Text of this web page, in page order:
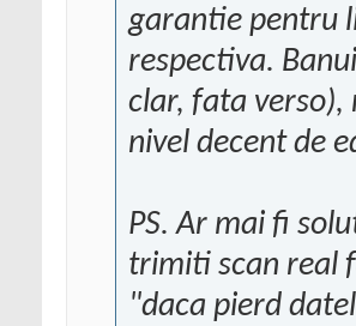
garantie pentru
respectiva.
clar, fata verso),
nivel decent de
PS. Ar mai fi
trimiti scan real
"daca pierd